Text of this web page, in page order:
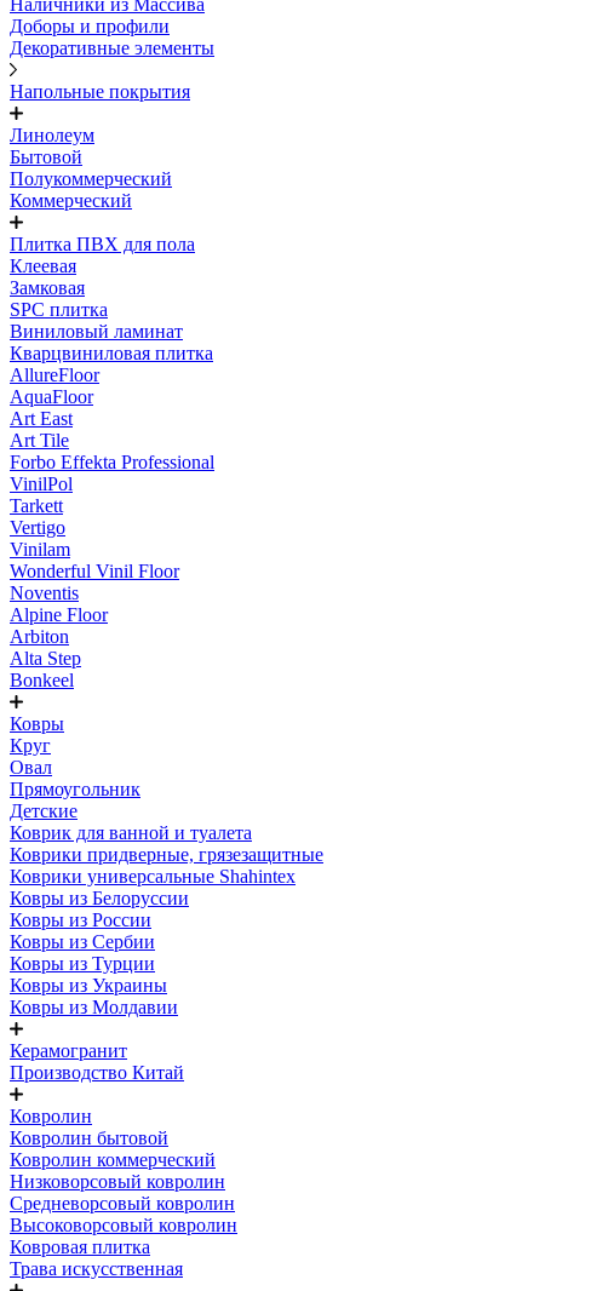
Наличники из Массива
Доборы и профили
Декоративные элементы
Напольные покрытия
Линолеум
Бытовой
Полукоммерческий
Коммерческий
Плитка ПВХ для пола
Клеевая
Замковая
SPC плитка
Виниловый ламинат
Кварцвиниловая плитка
AllureFloor
AquaFloor
Art East
Art Tile
Forbo Effekta Professional
VinilPol
Tarkett
Vertigo
Vinilam
Wonderful Vinil Floor
Noventis
Alpine Floor
Arbiton
Alta Step
Bonkeel
Ковры
Круг
Овал
Прямоугольник
Детские
Коврик для ванной и туалета
Коврики придверные, грязезащитные
Коврики универсальные Shahintex
Ковры из Белоруссии
Ковры из России
Ковры из Сербии
Ковры из Турции
Ковры из Украины
Ковры из Молдавии
Керамогранит
Производство Китай
Ковролин
Ковролин бытовой
Ковролин коммерческий
Низковорсовый ковролин
Средневорсовый ковролин
Высоковорсовый ковролин
Ковровая плитка
Трава искусственная